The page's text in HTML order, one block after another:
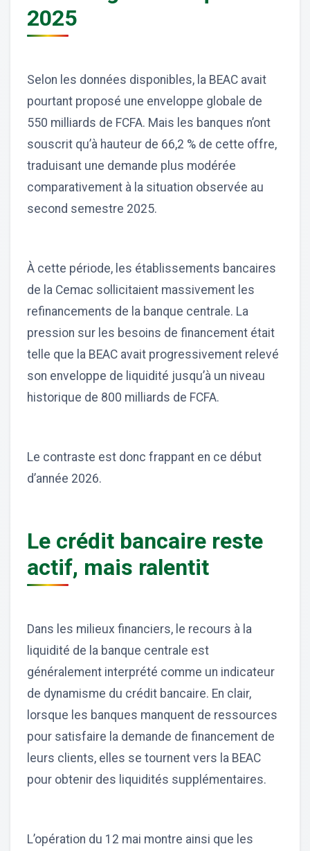
2025
Selon les données disponibles, la BEAC avait
pourtant proposé une enveloppe globale de
550 milliards de FCFA. Mais les banques n’ont
souscrit qu’à hauteur de 66,2 % de cette offre,
traduisant une demande plus modérée
comparativement à la situation observée au
second semestre 2025.
À cette période, les établissements bancaires
de la Cemac sollicitaient massivement les
refinancements de la banque centrale. La
pression sur les besoins de financement était
telle que la BEAC avait progressivement relevé
son enveloppe de liquidité jusqu’à un niveau
historique de 800 milliards de FCFA.
Le contraste est donc frappant en ce début
d’année 2026.
Le crédit bancaire reste
actif, mais ralentit
Dans les milieux financiers, le recours à la
liquidité de la banque centrale est
généralement interprété comme un indicateur
de dynamisme du crédit bancaire. En clair,
lorsque les banques manquent de ressources
pour satisfaire la demande de financement de
leurs clients, elles se tournent vers la BEAC
pour obtenir des liquidités supplémentaires.
L’opération du 12 mai montre ainsi que les